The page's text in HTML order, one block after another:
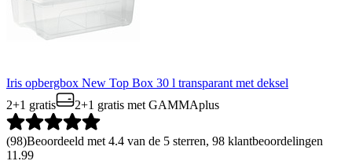
Iris opbergbox New Top Box 30 l transparant met deksel
2+1 gratis
2+1 gratis met GAMMAplus
(98)Beoordeeld met 4.4 van de 5 sterren, 98 klantbeoordelingen
11 .99